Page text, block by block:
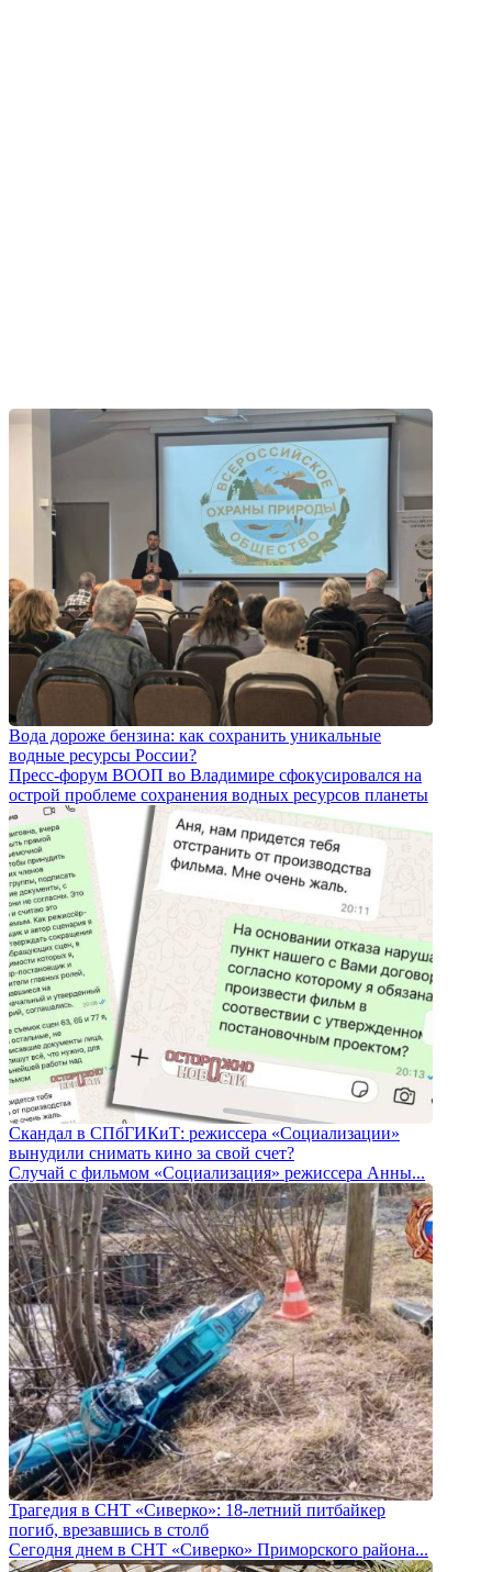
Вода дороже бензина: как сохранить уникальные
водные ресурсы России?
Пресс-форум ВООП во Владимире сфокусировался на
острой проблеме сохранения водных ресурсов планеты
Скандал в СПбГИКиТ: режиссера «Социализации»
вынудили снимать кино за свой счет?
Случай с фильмом «Социализация» режиссера Анны...
Трагедия в СНТ «Сиверко»: 18-летний питбайкер
погиб, врезавшись в столб
Сегодня днем в СНТ «Сиверко» Приморского района...